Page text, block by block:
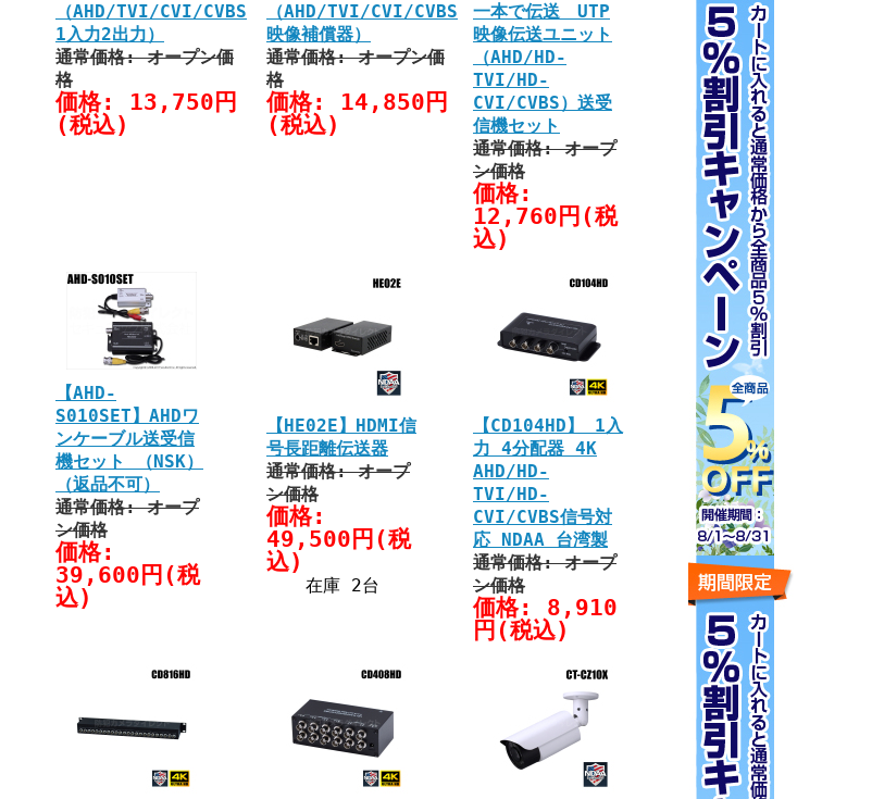
（AHD/TVI/CVI/CVBS
1入力2出力）
通常価格: オープン価
格
価格: 13,750円
(税込)
（AHD/TVI/CVI/CVBS
映像補償器）
通常価格: オープン価
格
価格: 14,850円
(税込)
一本で伝送 UTP
映像伝送ユニット
（AHD/HD-
TVI/HD-
CVI/CVBS）送受
信機セット
通常価格: オープ
ン価格
価格:
12,760円(税
込)
【AHD-
S010SET】AHDワ
ンケーブル送受信
機セット （NSK）
（返品不可）
通常価格: オープ
ン価格
価格:
39,600円(税
込)
【HE02E】HDMI信
号長距離伝送器
通常価格: オープ
ン価格
価格:
49,500円(税
込)
在庫 2台
【CD104HD】 1入
力 4分配器 4K
AHD/HD-
TVI/HD-
CVI/CVBS信号対
応 NDAA 台湾製
通常価格: オープ
ン価格
価格: 8,910
円(税込)